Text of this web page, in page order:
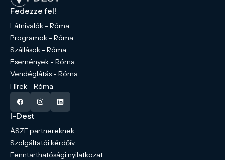
Fedezze fel!
Látnivalók - Róma
Programok - Róma
Szállások - Róma
Események - Róma
Vendéglátás - Róma
Hírek - Róma
I-Dest
ÁSZF partnereknek
Szolgáltatói kérdőív
Fenntarthatósági nyilatkozat